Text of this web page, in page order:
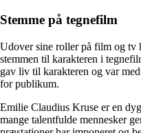
Stemme på tegnefilm
Udover sine roller på film og tv
stemmen til karakteren i
gav liv til karakteren og var
for publikum.
Emilie Claudius Kruse er en
mange talentfulde mennesker